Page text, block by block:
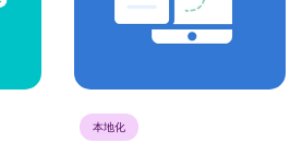
本地化